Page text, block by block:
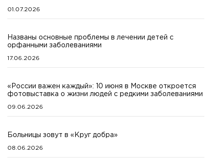
01.07.2026
Названы основные проблемы в лечении детей с
орфанными заболеваниями
17.06.2026
«России важен каждый»: 10 июня в Москве откроется
фотовыставка о жизни людей с редкими заболеваниями
09.06.2026
Больницы зовут в «Круг добра»
08.06.2026